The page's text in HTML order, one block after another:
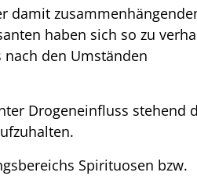
damit
haben sich so zu
den Umständen
Drogeneinfluss stehend
Spirituosen bzw.